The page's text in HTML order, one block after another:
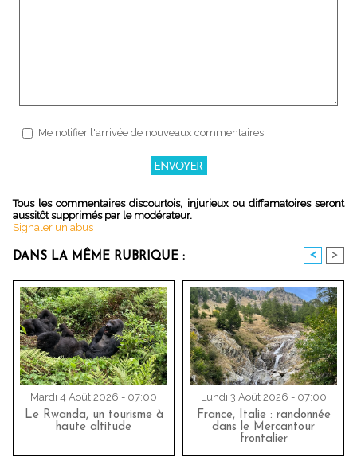
Me notifier l'arrivée de nouveaux commentaires
Tous les commentaires discourtois, injurieux ou diffamatoires seront
aussitôt supprimés par le modérateur.
Signaler un abus
DANS LA MÊME RUBRIQUE : < >
Mardi 4 Août 2026 - 07:00
Le Rwanda, un tourisme à
haute altitude
Lundi 3 Août 2026 - 07:00
France, Italie : randonnée
dans le Mercantour
frontalier